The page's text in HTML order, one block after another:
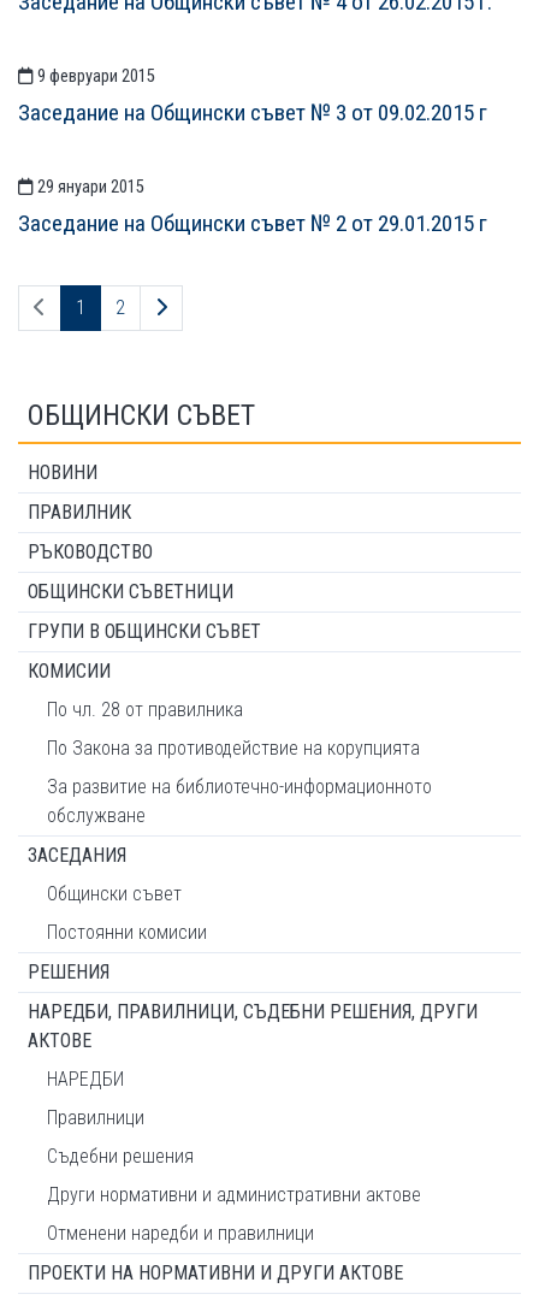
9 февруари 2015
Заседание на Общински съвет № 3 от 09.02.2015 г
29 януари 2015
Заседание на Общински съвет № 2 от 29.01.2015 г
Предходна страница
1 2 Следваща страница
ОБЩИНСКИ СЪВЕТ
НОВИНИ
ПРАВИЛНИК
РЪКОВОДСТВО
ОБЩИНСКИ СЪВЕТНИЦИ
ГРУПИ В ОБЩИНСКИ СЪВЕТ
КОМИСИИ
По чл. 28 от правилника
По Закона за противодействие на корупцията
За развитие на библиотечно-информационното
обслужване
ЗАСЕДАНИЯ
Общински съвет
Постоянни комисии
РЕШЕНИЯ
НАРЕДБИ, ПРАВИЛНИЦИ, СЪДЕБНИ РЕШЕНИЯ, ДРУГИ
АКТОВЕ
НАРЕДБИ
Правилници
Съдебни решения
Други нормативни и административни актове
Отменени наредби и правилници
ПРОЕКТИ НА НОРМАТИВНИ И ДРУГИ АКТОВЕ